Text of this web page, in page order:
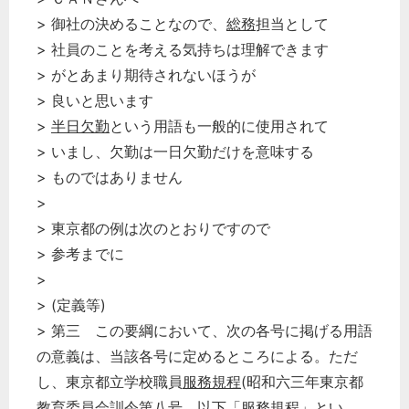
> 御社の決めることなので、 総務担当として
> 社員のことを考える気持ちは理解できます
> がとあまり期待されないほうが
> 良いと思います
> 半日欠勤という用語も一般的に使用されて
> いまし、欠勤は一日欠勤だけを意味する
> ものではありません
>
> 東京都の例は次のとおりですので
> 参考までに
>
> (定義等)
> 第三 この要綱において、次の各号に掲げる用語
の意義は、当該各号に定めるところによる。ただ
し、東京都立学校職員服務規程(昭和六三年東京都